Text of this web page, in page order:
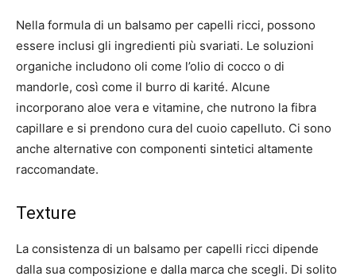
Nella formula di un balsamo per capelli ricci, possono
essere inclusi gli ingredienti più svariati. Le soluzioni
organiche includono oli come l’olio di cocco o di
mandorle, così come il burro di karité. Alcune
incorporano aloe vera e vitamine, che nutrono la fibra
capillare e si prendono cura del cuoio capelluto. Ci sono
anche alternative con componenti sintetici altamente
raccomandate.
Texture
La consistenza di un balsamo per capelli ricci dipende
dalla sua composizione e dalla marca che scegli. Di solito